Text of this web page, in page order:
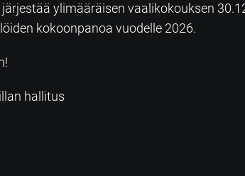
ylimääräisen vaalikokouksen
kokoonpanoa vuodelle 2026.
hallitus